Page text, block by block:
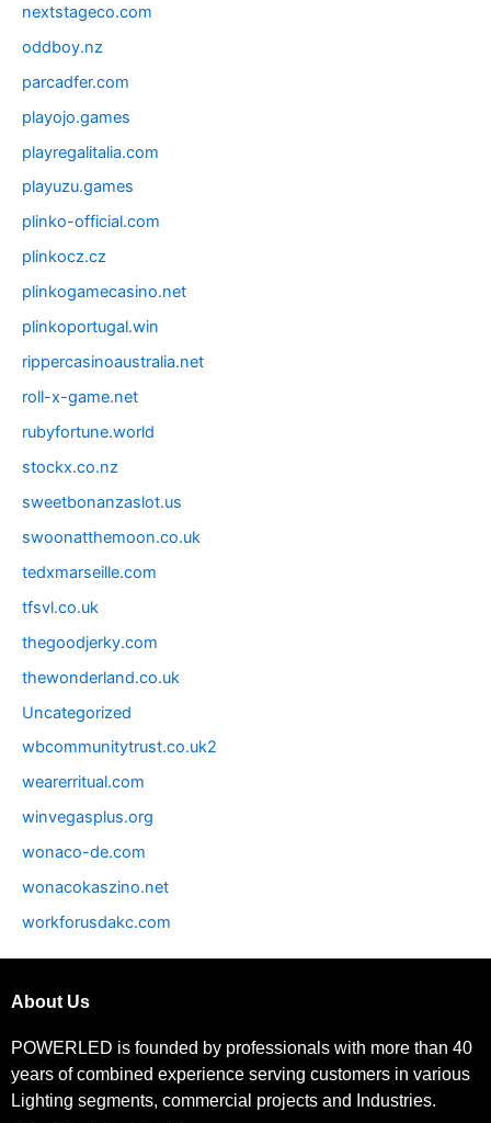
nextstageco.com
oddboy.nz
parcadfer.com
playojo.games
playregalitalia.com
playuzu.games
plinko-official.com
plinkocz.cz
plinkogamecasino.net
plinkoportugal.win
rippercasinoaustralia.net
roll-x-game.net
rubyfortune.world
stockx.co.nz
sweetbonanzaslot.us
swoonatthemoon.co.uk
tedxmarseille.com
tfsvl.co.uk
thegoodjerky.com
thewonderland.co.uk
Uncategorized
wbcommunitytrust.co.uk2
wearerritual.com
winvegasplus.org
wonaco-de.com
wonacokaszino.net
workforusdakc.com
About Us
POWERLED is founded by professionals with more than 40
years of combined experience serving customers in various
Lighting segments, commercial projects and Industries.